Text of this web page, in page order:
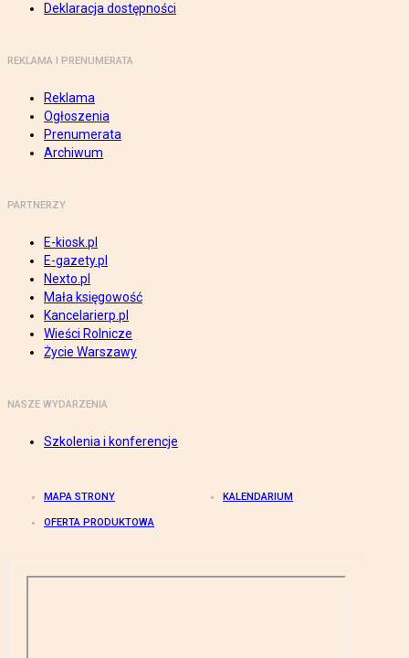
Deklaracja dostępności
REKLAMA I PRENUMERATA
Reklama
Ogłoszenia
Prenumerata
Archiwum
PARTNERZY
E-kiosk.pl
E-gazety.pl
Nexto.pl
Mała księgowość
Kancelarierp.pl
Wieści Rolnicze
Życie Warszawy
NASZE WYDARZENIA
Szkolenia i konferencje
MAPA STRONY KALENDARIUM
OFERTA PRODUKTOWA